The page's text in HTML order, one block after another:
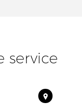
service